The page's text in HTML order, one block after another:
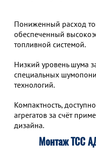
Пониженный расход
обеспеченный
топливной системой.
Низкий уровень шума
специальных
технологий.
Компактность,
агрегатов за счёт
дизайна.
Монтаж ТСС